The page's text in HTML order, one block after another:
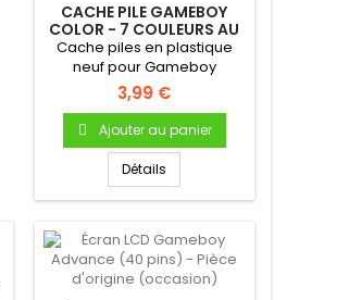
CACHE PILE GAMEBOY
COLOR - 7 COULEURS AU
CHOIX
Cache piles en plastique
neuf pour Gameboy
ColorCache pile en
plastique...
3,99 €
Ajouter au panier
Détails